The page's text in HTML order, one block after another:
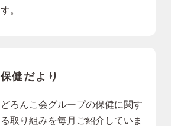
す。
保健だより
どろんこ会グループの保健に関す
る取り組みを毎月ご紹介していま